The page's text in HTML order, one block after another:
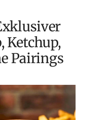
Ketchup,
Pairings